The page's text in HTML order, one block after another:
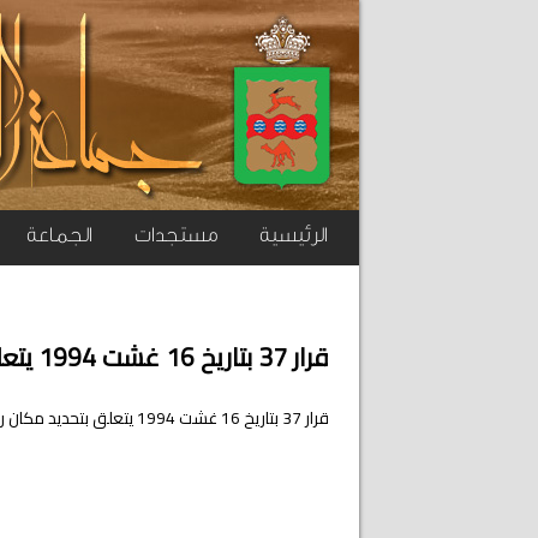
الرئيسية مستجدات الجماعة
قرار 37 بتاريخ 16 غشت 1994 يتعلق بتحديد مكان رمي النفايات المنزلية
قرار 37 بتاريخ 16 غشت 1994 يتعلق بتحديد مكان رمي النفايات المنزلية